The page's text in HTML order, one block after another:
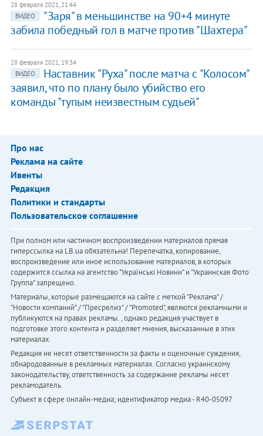
28 февраля 2021, 21:44
ВИДЕО
"Заря" в меньшинстве на 90+4 минуте
забила победный гол в матче против "Шахтера"
28 февраля 2021, 19:34
ВИДЕО
Наставник "Руха" после матча с "Колосом"
заявил, что по плану было убийство его
команды "тупым неизвестным судьей"
Про нас
Реклама на сайте
Ивенты
Редакция
Политики и стандарты
Пользовательское соглашение
При полном или частичном воспроизведении материалов прямая
гиперссылка на LB.ua обязательна! Перепечатка, копирование,
воспроизведение или иное использование материалов, в которых
содержится ссылка на агентство "Українськi Новини" и "Украинская Фото
Группа" запрещено.
Материалы, которые размещаются на сайте с меткой "Реклама" /
"Новости компаний" / "Пресрелиз" / "Promoted", являются рекламными и
публикуются на правах рекламы. , однако редакция участвует в
подготовке этого контента и разделяет мнения, высказанные в этих
материалах.
Редакция не несет ответственности за факты и оценочные суждения,
обнародованные в рекламных материалах. Согласно украинскому
законодательству, ответственность за содержание рекламы несет
рекламодатель.
Субъект в сфере онлайн-медиа; идентификатор медиа - R40-05097